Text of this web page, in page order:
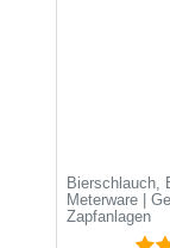
Bierschlauch,
Meterware |
Zapfanlagen